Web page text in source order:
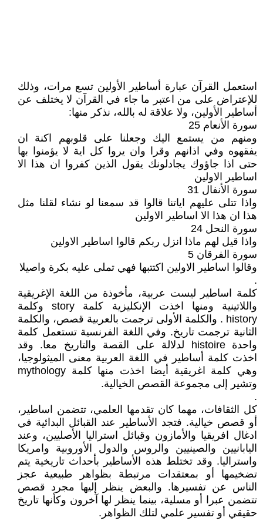
استعمل القرآن عبارة أساطير الأولين تسع مرات، وذلك
للإعتراض على من اعتبر ما جاء في القرآن لا يختلف عن
أساطير الأولين، ولا علاقة له بالله، نذكر منها:
سورة الأنعام 25
ومنهم من يستمع اليك وجعلنا على قلوبهم اكنة ان
يفقهوه وفي اذانهم وقرا وان يروا كل اية لا يؤمنوا بها
حتى اذا جاؤوك يجادلونك يقول الذين كفروا ان هذا الا
اساطير الاولين
سورة الأنفال 31
واذا تتلى عليهم اياتنا قالوا قد سمعنا لو نشاء لقلنا مثل
هذا ان هذا الا اساطير الاولين
سورة النحل 24
واذا قيل لهم ماذا انزل ربكم قالوا اساطير الاولين
سورة الفرقان 5
وقالوا اساطير الاولين اكتتبها فهي تملى عليه بكرة واصيلا
.
كلمة اساطير ليست عربية، مأخوذة من اللغة الإغريقية
واللاتينية ومنها اخذت الإنكليزية كلمة story وكلمة
history . والكلمة الأولى ترجمت بالعربية قصص، والكلمة
الثانية ترجمت تاريخ. وفي اللغة الفرنسية تستعمل كلمة
واحدة histoire لدلالة على القصة والتاريخ معا. وقد
اخذت كلمة أساطير في اللغة العربية معنى الميثولوجيا،
وهي كلمة اغريقية أيضا اخذت منها كلمة mythology
وتشير إلى مجموعة القصص الخيالية.
.
كل الثقافات، مهما كان تقدمها العلمي، تتضمن اساطير،
أو قصص خيالية. فتجد الأساطير عند القبائل البدائية في
ادغال افريقيا والأمازون وقبائل استراليا الأصليين، وعند
اليابانيين والصينيين والروس والدول الأوروبية وامريكا
واستراليا. وقد تختلط هذه الأساطير بأحداث تاريخية يتم
تضخيمها أو بمعتقدات مرتبطة بظواهر طبيعية عجز
الناس عن تفسيرها. والبعض ينظر إليها مجرد قصص
تتضمن عبرا أو مسلية، بينما ينظر لها آخرون وكأنها تاريخ
حقيقي أو تفسير علمي لتلك الظواهر.